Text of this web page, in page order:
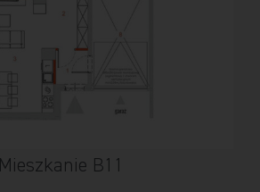
Mieszkanie B11